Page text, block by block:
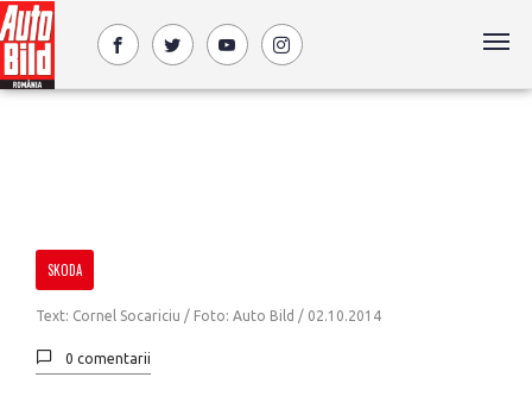
SKODA
Text: Cornel Socariciu / Foto: Auto Bild / 02.10.2014
0 comentarii